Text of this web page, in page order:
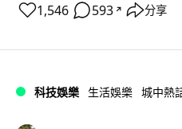
1,546 593 ↗ 分享
科技娛樂 生活娛樂 城中熱